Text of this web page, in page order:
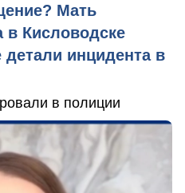
Мать
в Кисловодске
инцидента в
в полиции